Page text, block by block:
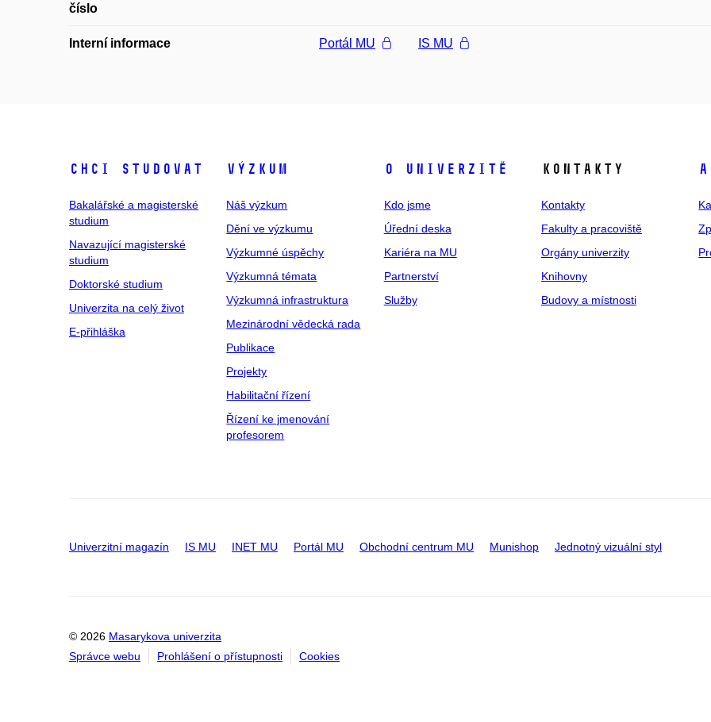
číslo
Interní informace Portál MU IS MU
Chci studovat
Bakalářské a magisterské
studium
Navazující magisterské
studium
Doktorské studium
Univerzita na celý život
E-přihláška
Výzkum
Náš výzkum
Dění ve výzkumu
Výzkumné úspěchy
Výzkumná témata
Výzkumná infrastruktura
Mezinárodní vědecká rada
Publikace
Projekty
Habilitační řízení
Řízení ke jmenování
profesorem
O univerzitě
Kdo jsme
Úřední deska
Kariéra na MU
Partnerství
Služby
Kontakty
Kontakty
Fakulty a pracoviště
Orgány univerzity
Knihovny
Budovy a místnosti
Univerzitní magazín IS MU INET MU Portál MU Obchodní centrum MU Munishop Jednotný vizuální styl
© 2026 Masarykova univerzita
Správce webu
Prohlášení o přístupnosti Cookies